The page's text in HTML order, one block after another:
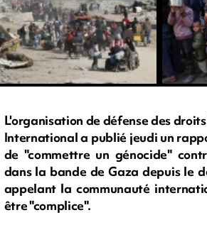
L'organisation de défense des
International a publié jeudi un
de "commettre un génocide"
dans la bande de Gaza depuis le
appelant la communauté
être "complice".